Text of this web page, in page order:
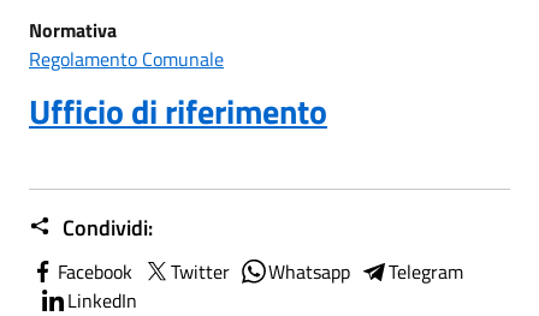
Normativa
Regolamento Comunale
Ufficio di riferimento
Condividi:
Facebook Twitter Whatsapp
Telegram
LinkedIn